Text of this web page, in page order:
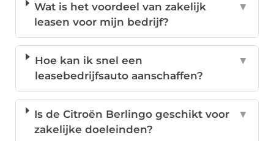
Wat is het voordeel van zakelijk
leasen voor mijn bedrijf?
▼
Hoe kan ik snel een
leasebedrijfsauto aanschaffen?
▼
Is de Citroën Berlingo geschikt voor
zakelijke doeleinden?
▼